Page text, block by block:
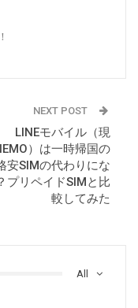
NEXT POST
LINEモバイル（現
）は一時帰国の
安SIMの代わりにな
プリペイドSIMと比
較してみた
All